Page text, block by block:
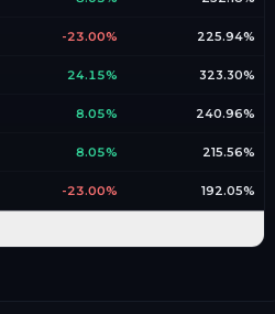
-23.00% 225.94%
24.15% 323.30%
8.05% 240.96%
8.05% 215.56%
-23.00% 192.05%